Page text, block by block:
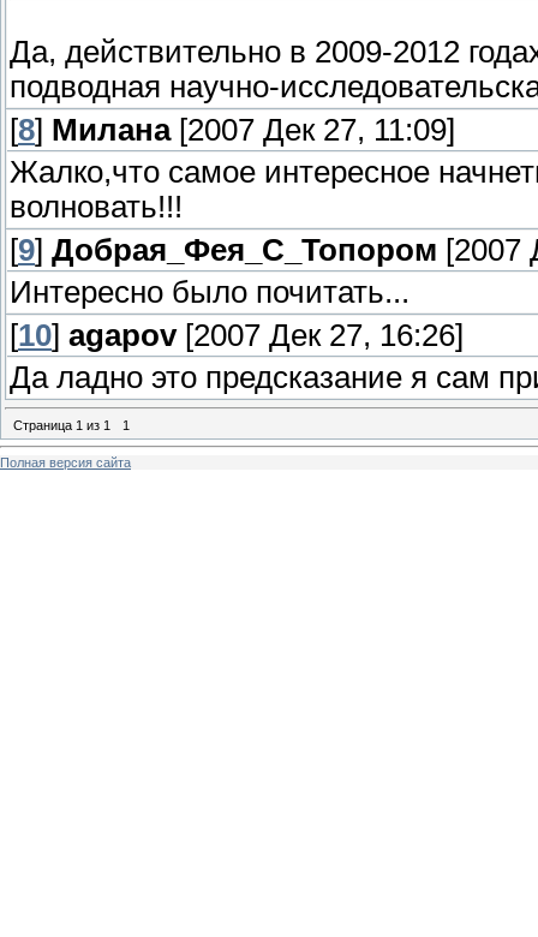
Да, действительно в 2009-2012
подводная научно-
[8] Милана[2007 Дек 27, 11:09]
Жалко,что самое интересное
волновать!!!
[9] Добрая_Фея_С_Топором [2007
Интересно было почитать...
[10] agapov[2007 Дек 27, 16:26]
Да ладно это предсказание я сам
Страница 1 из 1 1
Полная версия сайта